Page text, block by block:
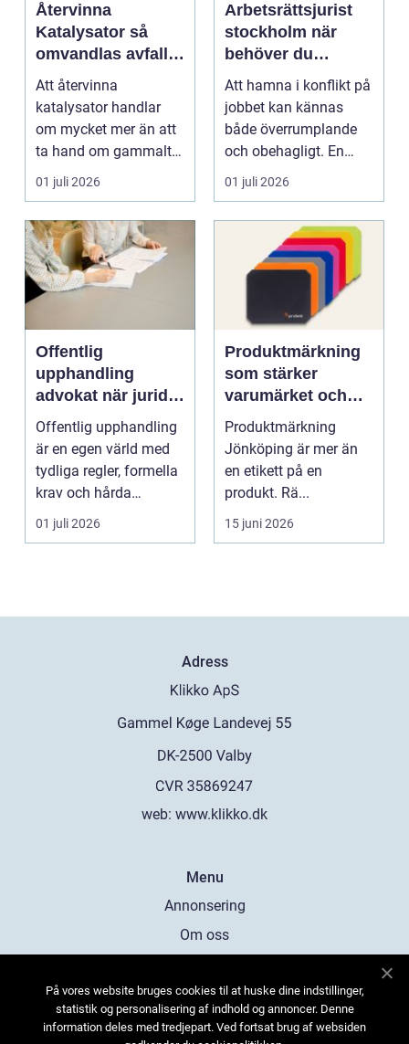
Återvinna
Katalysator så
omvandlas avfall
till värdefulla
resurser
Att återvinna
katalysator handlar
om mycket mer än att
ta hand om gammalt
skrot. I varje
katalysator...
01 juli 2026
Arbetsrättsjurist
stockholm när
behöver du
professionell hjälp
i arbetslivet?
Att hamna i konflikt på
jobbet kan kännas
både överrumplande
och obehagligt. En
anställning påverkar...
01 juli 2026
Offentlig
upphandling
advokat när juridik
möter affär
Offentlig upphandling
är en egen värld med
tydliga regler, formella
krav och hårda
tidsfrister. För ...
01 juli 2026
Produktmärkning
som stärker
varumärket och
underlättar
vardagen
Produktmärkning
Jönköping är mer än
en etikett på en
produkt. Rä...
15 juni 2026
Adress
web: www.klikko.dk
Menu
Annonsering
Om oss
Kontakta oss
Sitemap
På vores website bruges cookies til at huske dine indstillinger,
statistik og personalisering af indhold og annoncer. Denne
information deles med tredjepart. Ved fortsat brug af websiden